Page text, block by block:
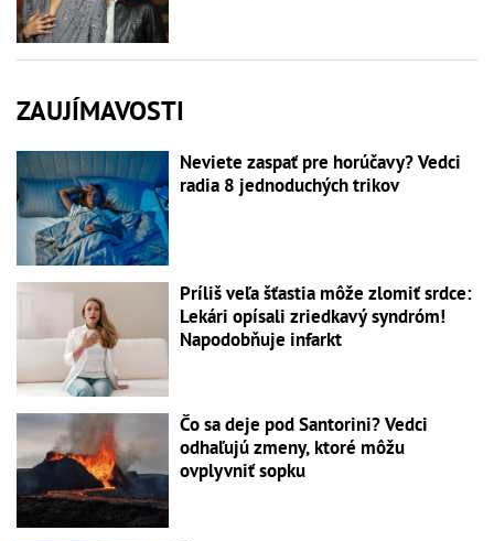
ZAUJÍMAVOSTI
Neviete zaspať pre horúčavy? Vedci
radia 8 jednoduchých trikov
Príliš veľa šťastia môže zlomiť srdce:
Lekári opísali zriedkavý syndróm!
Napodobňuje infarkt
Čo sa deje pod Santorini? Vedci
odhaľujú zmeny, ktoré môžu
ovplyvniť sopku